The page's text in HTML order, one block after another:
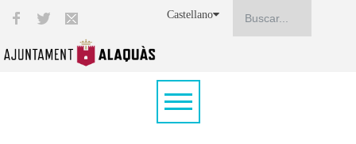
Castellano